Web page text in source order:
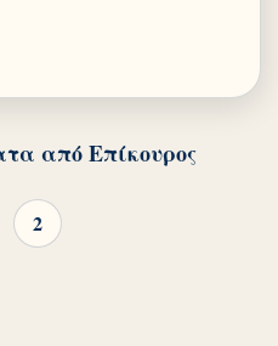
από Επίκουρος
2